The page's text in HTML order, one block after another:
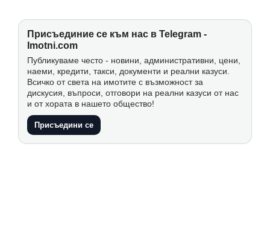
Присъединие се към нас в Telegram -
Imotni.com
Публикуваме често - новини, административни, цени,
наеми, кредити, такси, документи и реални казуси.
Всичко от света на имотите с възможност за
дискусия, въпроси, отговори на реални казуси от нас
и от хората в нашето общество!
Присъедини се